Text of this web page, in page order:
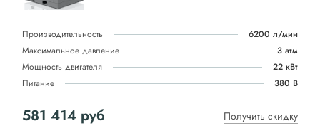
Производительность
6200 л/мин
Максимальное давление
3 атм
Мощность двигателя
22 кВт
Питание
380 В
581 414 руб Получить скидку